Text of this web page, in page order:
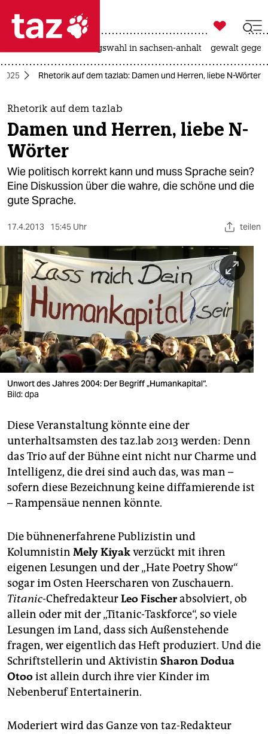
 taz zahl ich
taz zahl ich
themen
politik
öko
gesellschaft
sport
berlin
nord
wahrheit
verlag
verlag
veranstaltungen
shop
fragen & hilfe
unterstützen
abo
epaper login

taz zahl ich
landtagswahl in sachsen-anhalt gewalt
Rhetorik auf dem tazlab: Damen und Herren, liebe N-Wörter
Rhetorik auf dem tazlab
Damen und Herren, liebe N-
Wörter
Wie politisch korrekt kann und muss Sprache sein?
Eine Diskussion über die wahre, die schöne und die
gute Sprache.
17.4.2013 15:45 Uhr teilen
Unwort des Jahres 2004: Der Begriff „Humankapital“.
Bild: dpa
Diese Veranstaltung könnte eine der
unterhaltsamsten des taz.lab 2013 werden: Denn
das Trio auf der Bühne eint nicht nur Charme und
Intelligenz, die drei sind auch das, was man –
sofern diese Bezeichnung keine diffamierende ist
– Rampensäue nennen könnte.
Die bühnenerfahrene Publizistin und
Kolumnistin Mely Kiyakverzückt mit ihren
eigenen Lesungen und der „Hate Poetry Show“
sogar im Osten Heerscharen von Zuschauern.
Titanic-ChefredakteurLeo Fischerabsolviert, ob
allein oder mit der „Titanic-Taskforce“, so viele
Lesungen im Land, dass sich Außenstehende
fragen, wer eigentlich das Heft produziert. Und die
Schriftstellerin und Aktivistin Sharon Dodua
Otooist allein durch ihre vier Kinder im
Nebenberuf Entertainerin.
Moderiert wird das Ganze von taz-Redakteur